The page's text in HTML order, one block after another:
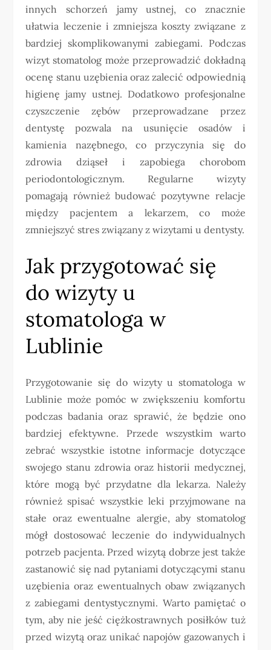
innych schorzeń jamy ustnej, co znacznie
ułatwia leczenie i zmniejsza koszty związane z
bardziej skomplikowanymi zabiegami. Podczas
wizyt stomatolog może przeprowadzić dokładną
ocenę stanu uzębienia oraz zalecić odpowiednią
higienę jamy ustnej. Dodatkowo profesjonalne
czyszczenie zębów przeprowadzane przez
dentystę pozwala na usunięcie osadów i
kamienia nazębnego, co przyczynia się do
zdrowia dziąseł i zapobiega chorobom
periodontologicznym. Regularne wizyty
pomagają również budować pozytywne relacje
między pacjentem a lekarzem, co może
zmniejszyć stres związany z wizytami u dentysty.
Jak przygotować się
do wizyty u
stomatologa w
Lublinie
Przygotowanie się do wizyty u stomatologa w
Lublinie może pomóc w zwiększeniu komfortu
podczas badania oraz sprawić, że będzie ono
bardziej efektywne. Przede wszystkim warto
zebrać wszystkie istotne informacje dotyczące
swojego stanu zdrowia oraz historii medycznej,
które mogą być przydatne dla lekarza. Należy
również spisać wszystkie leki przyjmowane na
stałe oraz ewentualne alergie, aby stomatolog
mógł dostosować leczenie do indywidualnych
potrzeb pacjenta. Przed wizytą dobrze jest także
zastanowić się nad pytaniami dotyczącymi stanu
uzębienia oraz ewentualnych obaw związanych
z zabiegami dentystycznymi. Warto pamiętać o
tym, aby nie jeść ciężkostrawnych posiłków tuż
przed wizytą oraz unikać napojów gazowanych i